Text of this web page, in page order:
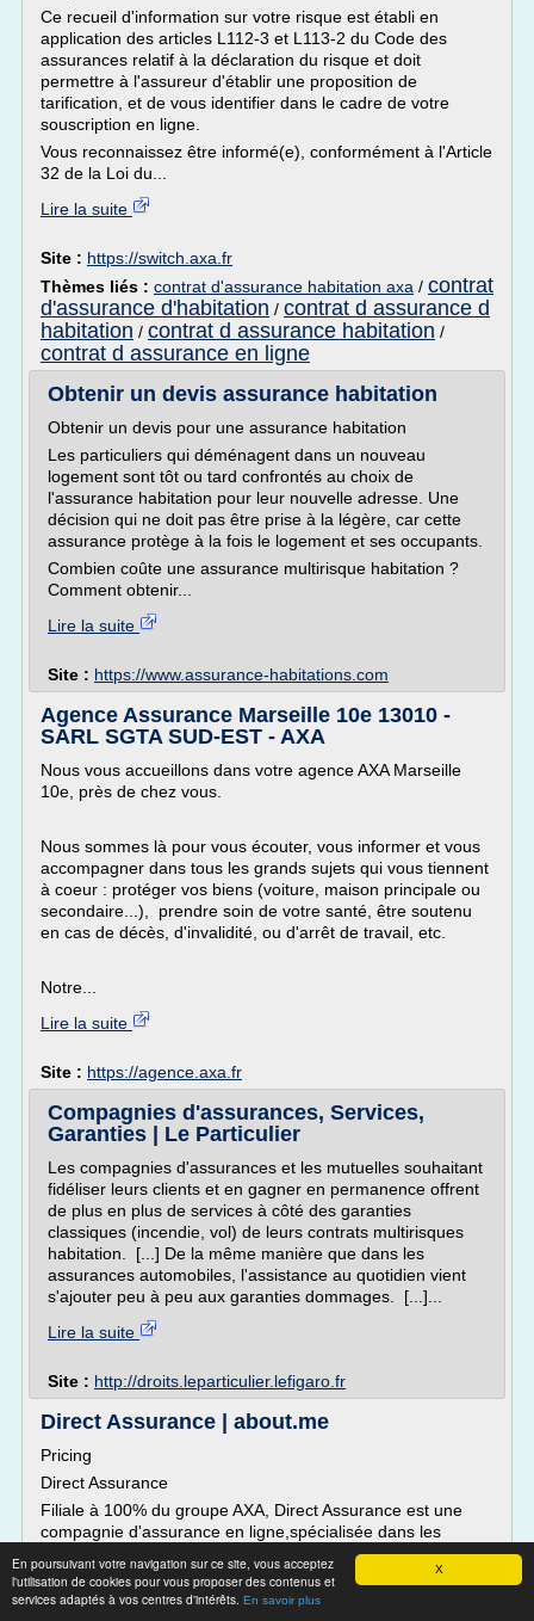
X
En poursuivant votre navigation sur ce site, vous acceptez
l'utilisation de cookies pour vous proposer des contenus et
services adaptés à vos centres d'intérêts. En savoir plus
Ce recueil d'information sur votre risque est établi en
application des articles L112-3 et L113-2 du Code des
assurances relatif à la déclaration du risque et doit
permettre à l'assureur d'établir une proposition de
tarification, et de vous identifier dans le cadre de votre
souscription en ligne.
Vous reconnaissez être informé(e), conformément à l'Article
32 de la Loi du...
Lire la suite
Site : https://switch.axa.fr
Thèmes liés : contrat d'assurance habitation axa / contrat
d'assurance d'habitation / contrat d assurance d
habitation / contrat d assurance habitation /
contrat d assurance en ligne
Obtenir un devis assurance habitation
Obtenir un devis pour une assurance habitation
Les particuliers qui déménagent dans un nouveau
logement sont tôt ou tard confrontés au choix de
l'assurance habitation pour leur nouvelle adresse. Une
décision qui ne doit pas être prise à la légère, car cette
assurance protège à la fois le logement et ses occupants.
Combien coûte une assurance multirisque habitation ?
Comment obtenir...
Lire la suite
Site : https://www.assurance-habitations.com
Agence Assurance Marseille 10e 13010 -
SARL SGTA SUD-EST - AXA
Nous vous accueillons dans votre agence AXA Marseille
10e, près de chez vous.
Nous sommes là pour vous écouter, vous informer et vous
accompagner dans tous les grands sujets qui vous tiennent
à coeur : protéger vos biens (voiture, maison principale ou
secondaire...), prendre soin de votre santé, être soutenu
en cas de décès, d'invalidité, ou d'arrêt de travail, etc.
Notre...
Lire la suite
Site : https://agence.axa.fr
Compagnies d'assurances, Services,
Garanties | Le Particulier
Les compagnies d'assurances et les mutuelles souhaitant
fidéliser leurs clients et en gagner en permanence offrent
de plus en plus de services à côté des garanties
classiques (incendie, vol) de leurs contrats multirisques
habitation. [...] De la même manière que dans les
assurances automobiles, l'assistance au quotidien vient
s'ajouter peu à peu aux garanties dommages. [...]...
Lire la suite
Site : http://droits.leparticulier.lefigaro.fr
Direct Assurance | about.me
Pricing
Direct Assurance
Filiale à 100% du groupe AXA, Direct Assurance est une
compagnie d'assurance en ligne,spécialisée dans les
contrats pour l'auto, la moto et l'habitation.
Avec ses 1 280 collaborateurs dont 950 conseillers
clientèles,joignables par téléphone du lundi au vendredi, de